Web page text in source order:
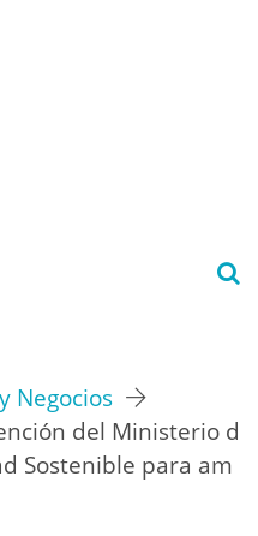
Negocios
del Ministerio d
Sostenible para am